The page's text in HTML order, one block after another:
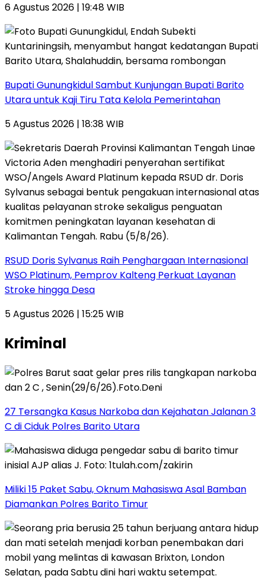
6 Agustus 2026 | 19:48 WIB
Bupati Gunungkidul Sambut Kunjungan Bupati Barito
Utara untuk Kaji Tiru Tata Kelola Pemerintahan
5 Agustus 2026 | 18:38 WIB
RSUD Doris Sylvanus Raih Penghargaan Internasional
WSO Platinum, Pemprov Kalteng Perkuat Layanan
Stroke hingga Desa
5 Agustus 2026 | 15:25 WIB
Kriminal
27 Tersangka Kasus Narkoba dan Kejahatan Jalanan 3
C di Ciduk Polres Barito Utara
Miliki 15 Paket Sabu, Oknum Mahasiswa Asal Bamban
Diamankan Polres Barito Timur